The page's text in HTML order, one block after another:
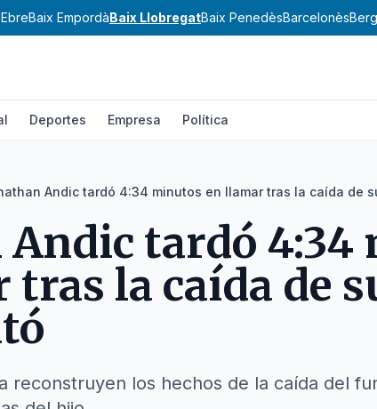
Baix EmpordàBaix LlobregatBaix PenedèsBarcelonès
Deportes Empresa Política
Andic tardó 4:34 minutos en llamar tras la caída de
Andic tardó 4:34
la caída de
reconstruyen los hechos de la caída del